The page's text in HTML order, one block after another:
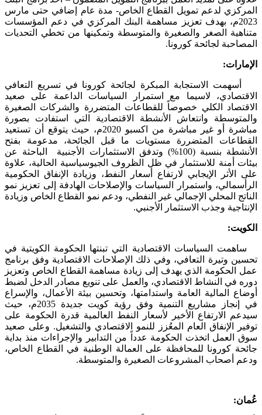
المركزي لدعم تمويل القطاع الخاص- مدة عام إضافي حتى مارس
2023م، بهدف تعزيز مساهمة البنك المركزي في دعم المؤسسات
متناهية الصغر والصغيرة والمتوسطة وتمكينها من تخطي التحديات
المصاحبة لجائحة كورونا.
الإمارات:
أسهمت الاستجابة المبكرة لجائحة كورونا في تسريع التعافي
الاقتصادي، لاسيما مع استمرار السياسات الداعمة على صعيد
الاقتصاد الكلي خصوصاً للقطاعات المتضررة والشركات الصغيرة
والمتوسطة وانتعاش الأنشطة الاقتصادية التي استفادت بصورة
مباشرة أو غير مباشرة من اكسبو 2020م، حيث يتوقع أن تستعيد
القطاعات المتضررة مستويات ما قبل الجائحة، مدعومة بفتح
الأنشطة بنسبة (100%) وتدفق الاستثمارات الأجنبية الباحثة عن
بيئات أمنة للاستثمار في ظل الظروف الجيوسياسية الحالية، علاوة
على الأثر الإيجابي لارتفاع أسعار النفط، وزيادة الإنفاق الحكومية
الرأسمالي، واستمرار السياسات والإصلاحات الهادفة إلى تعزيز نمو
الناتج المحلي الإجمالي غير النفطي، ودعم نمو القطاع الخاص وزيادة
الإنتاجية وجذب الاستثمار الأجنبي.
الكويت:
ساهمت السياسات الاقتصادية التي تبنتها الحكومة الكويتية في
تحسين وتيرة التعافي، وفي ذلك الإصلاحات الاقتصادية وفق برنامج
عمل الحكومة الذي يهدف إلى زيادة مساهمة القطاع الخاص وتعزيز
دوره في النشاط الاقتصادي، والعمل على تنويع مصادر الدخل لضبط
أوضاع المالية العامة واستدامتها، وتحسين بيئة الأعمال، والإسراع
في إنجاز مشاريع التنمية وفق رؤية كويت جديدة 2035م، حيث
سيدعم الارتفاع الأخير لأسعار النفط العالمية قدرة الحكومة على
توفير الإنفاق العام المعُزز للنمو الاقتصادي والتشغيل. وعلى صعيد
سوق العمل اتخذت الحكومة عدداً من التدابير والإجراءات منذ بداية
جائحة كورونا للمحافظة على العمالة الوطنية في القطاع الخاص،
ودعم أصحاب المشروعات الصغيرة والمتوسطة.
عُمان: